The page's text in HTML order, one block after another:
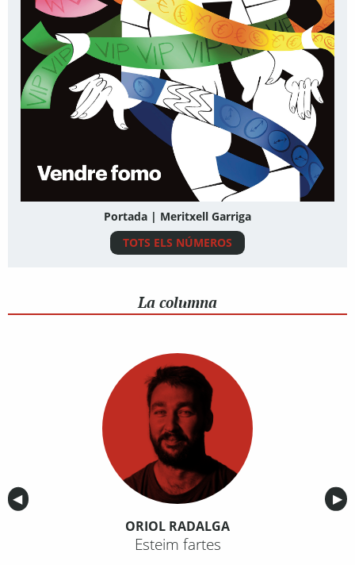
Portada | Meritxell Garriga
TOTS ELS NÚMEROS
La columna
Anterior
◀︎ ▶︎
ORIOL RADALGA
Esteim fartes